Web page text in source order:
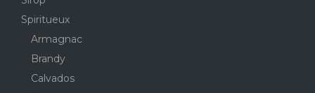
Spiritueux
Armagnac
Brandy
Calvados